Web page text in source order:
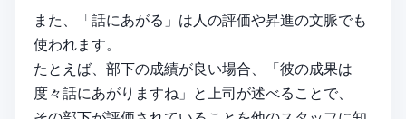
また、「話にあがる」は人の評価や昇進の文脈でも
使われます。
たとえば、部下の成績が良い場合、「彼の成果は
度々話にあがりますね」と上司が述べることで、